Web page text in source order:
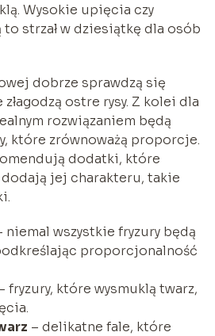
Wysokie upięcia czy
to strzał w dziesiątkę dla osób
dobrze sprawdzą się
ostre rysy. Z kolei dla
rozwiązaniem będą
które zrównoważą proporcje.
dodatki, które
jej charakteru, takie
niemal wszystkie fryzury będą
proporcjonalność
fryzury, które wysmuklą twarz,
– delikatne fale, które